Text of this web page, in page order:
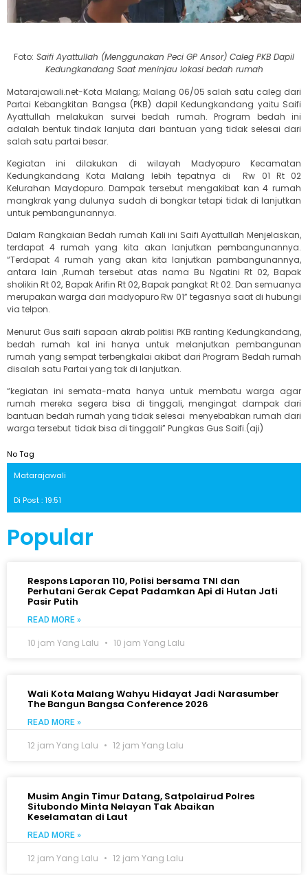
Foto: Saifi Ayattullah (Menggunakan Peci GP Ansor) Caleg PKB Dapil
Kedungkandang Saat meninjau lokasi bedah rumah
Matarajawali.net-Kota Malang; Malang 06/05 salah satu caleg dari
Partai Kebangkitan Bangsa (PKB) dapil Kedungkandang yaitu Saifi
Ayattullah melakukan survei bedah rumah. Program bedah ini
adalah bentuk tindak lanjuta dari bantuan yang tidak selesai dari
salah satu partai besar.
Kegiatan ini dilakukan di wilayah Madyopuro Kecamatan
Kedungkandang Kota Malang lebih tepatnya di Rw 01 Rt 02
Kelurahan Maydopuro. Dampak tersebut mengakibat kan 4 rumah
mangkrak yang dulunya sudah di bongkar tetapi tidak di lanjutkan
untuk pembangunannya.
Dalam Rangkaian Bedah rumah Kali ini Saifi Ayattullah Menjelaskan,
terdapat 4 rumah yang kita akan lanjutkan pembangunannya.
“Terdapat 4 rumah yang akan kita lanjutkan pambangunannya,
antara lain ,Rumah tersebut atas nama Bu Ngatini Rt 02, Bapak
sholikin Rt 02, Bapak Arifin Rt 02, Bapak pangkat Rt 02. Dan semuanya
merupakan warga dari madyopuro Rw 01” tegasnya saat di hubungi
via telpon.
Menurut Gus saifi sapaan akrab politisi PKB ranting Kedungkandang,
bedah rumah kal ini hanya untuk melanjutkan pembangunan
rumah yang sempat terbengkalai akibat dari Program Bedah rumah
disalah satu Partai yang tak di lanjutkan.
“kegiatan ini semata-mata hanya untuk membatu warga agar
rumah mereka segera bisa di tinggali, mengingat dampak dari
bantuan bedah rumah yang tidak selesai menyebabkan rumah dari
warga tersebut tidak bisa di tinggali” Pungkas Gus Saifi.(aji)
No Tag
Matarajawali
Di Post : 19:51
Popular
Respons Laporan 110, Polisi bersama TNI dan
Perhutani Gerak Cepat Padamkan Api di Hutan Jati
Pasir Putih
READ MORE »
10 jam Yang Lalu 10 jam Yang Lalu
Wali Kota Malang Wahyu Hidayat Jadi Narasumber
The Bangun Bangsa Conference 2026
READ MORE »
12 jam Yang Lalu 12 jam Yang Lalu
Musim Angin Timur Datang, Satpolairud Polres
Situbondo Minta Nelayan Tak Abaikan
Keselamatan di Laut
READ MORE »
12 jam Yang Lalu 12 jam Yang Lalu